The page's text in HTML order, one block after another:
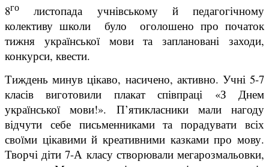
8го
листопада учнівському й педагогічному
колективу школи було оголошено про початок
тижня української мови та заплановані заходи,
конкурси, квести.
Тиждень минув цікаво, насичено, активно. Учні 5-7
класів виготовили плакат співпраці «З Днем
української мови!». П’ятикласники мали нагоду
відчути себе письменниками та порадувати всіх
своїми цікавими й креативними казками про мову.
Творчі діти 7-А класу створювали мегарозмальовки,